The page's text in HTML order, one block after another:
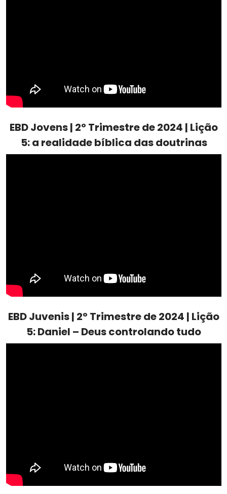
EBD Jovens | 2º Trimestre de 2024 | Lição
5: a realidade bíblica das doutrinas
EBD Juvenis | 2º Trimestre de 2024 | Lição
5: Daniel – Deus controlando tudo